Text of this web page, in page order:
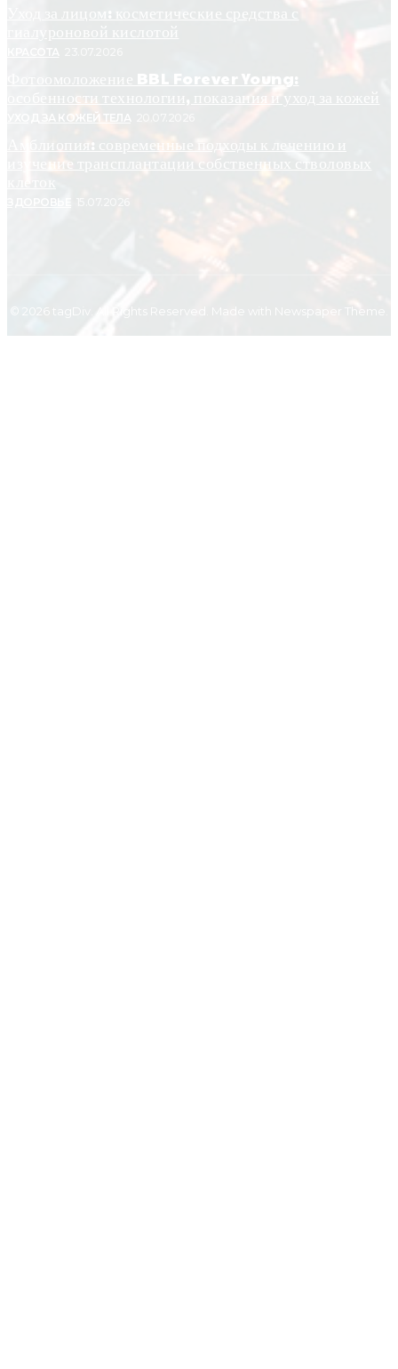
Уход за лицом: косметические средства с
гиалуроновой кислотой
КРАСОТА
Фотоомоложение BBL Forever Young:
особенности технологии, показания и уход за кожей
УХОД ЗА КОЖЕЙ ТЕЛА
Амблиопия: современные подходы к лечению и
изучение трансплантации собственных стволовых
клеток
ЗДОРОВЬЕ
© 2026 tagDiv. All Rights Reserved. Made with Newspaper Theme.